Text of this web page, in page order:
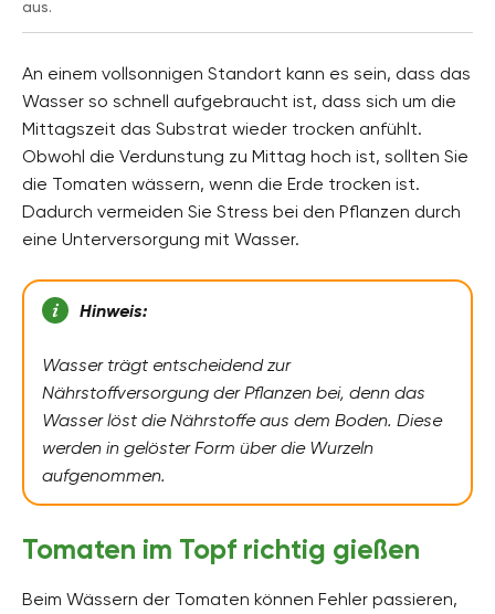
aus.
An einem vollsonnigen Standort kann es sein, dass das
Wasser so schnell aufgebraucht ist, dass sich um die
Mittagszeit das Substrat wieder trocken anfühlt.
Obwohl die Verdunstung zu Mittag hoch ist, sollten Sie
die Tomaten wässern, wenn die Erde trocken ist.
Dadurch vermeiden Sie Stress bei den Pflanzen durch
eine Unterversorgung mit Wasser.
Hinweis:
Wasser trägt entscheidend zur
Nährstoffversorgung der Pflanzen bei, denn das
Wasser löst die Nährstoffe aus dem Boden. Diese
werden in gelöster Form über die Wurzeln
aufgenommen.
Tomaten im Topf richtig gießen
Beim Wässern der Tomaten können Fehler passieren,